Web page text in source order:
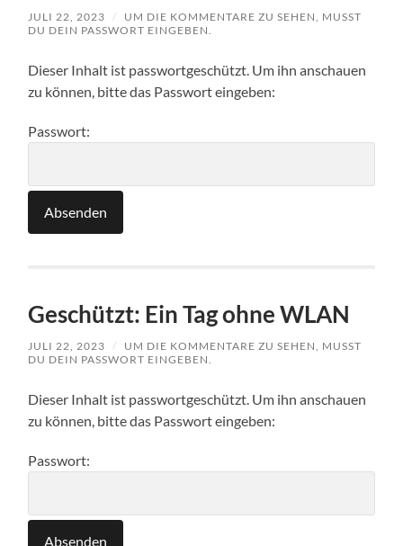
JULI 22, 2023 /
UM DIE KOMMENTARE ZU SEHEN, MUSST
DU DEIN PASSWORT EINGEBEN.
Dieser Inhalt ist passwortgeschützt. Um ihn anschauen
zu können, bitte das Passwort eingeben:
Passwort:
Geschützt: Ein Tag ohne WLAN
JULI 22, 2023 /
UM DIE KOMMENTARE ZU SEHEN, MUSST
DU DEIN PASSWORT EINGEBEN.
Dieser Inhalt ist passwortgeschützt. Um ihn anschauen
zu können, bitte das Passwort eingeben:
Passwort: